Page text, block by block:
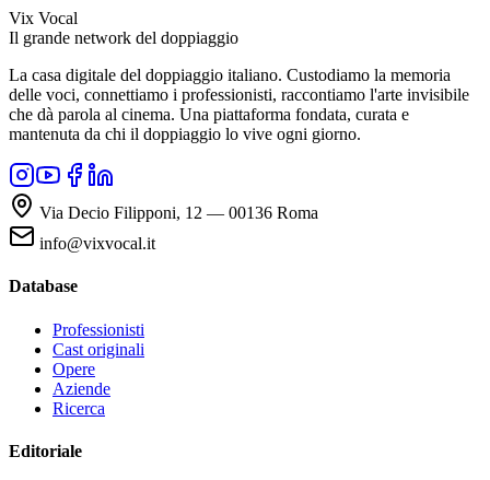
Vix Vocal
Il grande network del doppiaggio
La casa digitale del doppiaggio italiano. Custodiamo la memoria
delle voci, connettiamo i professionisti, raccontiamo l'arte invisibile
che dà parola al cinema. Una piattaforma fondata, curata e
mantenuta da chi il doppiaggio lo vive ogni giorno.
Via Decio Filipponi, 12 — 00136 Roma
info@vixvocal.it
Database
Professionisti
Cast originali
Opere
Aziende
Ricerca
Editoriale